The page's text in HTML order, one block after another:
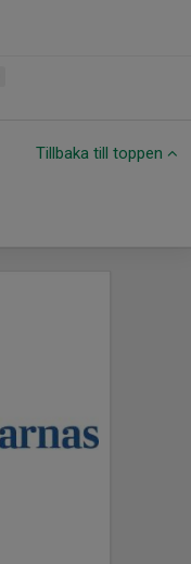
Tillbaka till toppen